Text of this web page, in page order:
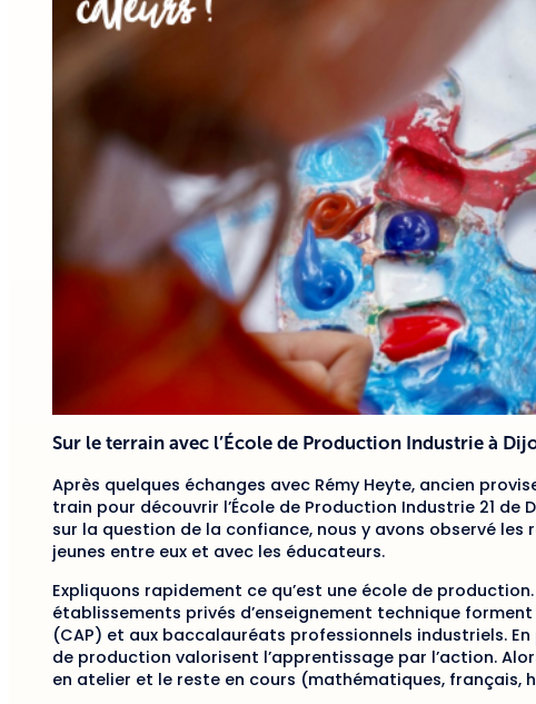
Sur le terrain avec l’École de Production Industrie à
Après quelques échanges avec Rémy Heyte, ancien
train pour découvrir l’École de Production Industrie 21 de
sur la question de la confiance, nous y avons observé
jeunes entre eux et avec les éducateurs.
Expliquons rapidement ce qu’est une école de
établissements privés d’enseignement technique
(CAP) et aux baccalauréats professionnels industriels.
de production valorisent l’apprentissage par l’action.
en atelier et le reste en cours (mathématiques, français,